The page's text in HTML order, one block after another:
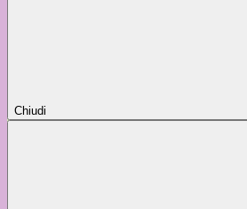
Chiudi